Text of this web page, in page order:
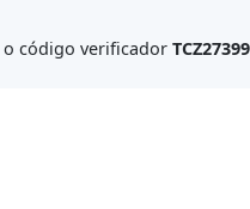
código verificador TCZ27399